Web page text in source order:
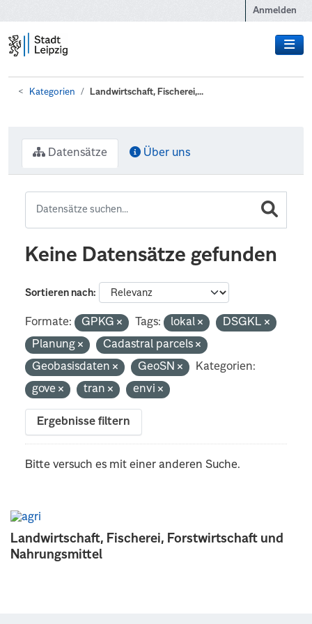
Anmelden
Kategorien Landwirtschaft, Fischerei,...
Landwirtschaft, Fischerei, Forstwirtschaft und
Nahrungsmittel
Datensätze Über uns
Keine Datensätze gefunden
Sortieren nach
Formate: GPKG Tags: lokal
DSGKL
Planung
Cadastral parcels
Geobasisdaten
GeoSN
Kategorien:
gove
tran envi
Ergebnisse filtern
Bitte versuch es mit einer anderen Suche.